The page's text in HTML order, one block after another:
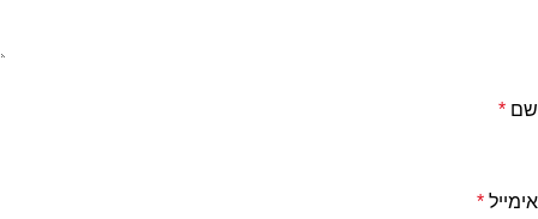
שם *
אימייל *